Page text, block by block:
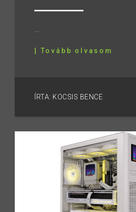
| Tovább olvasom
ÍRTA: KOCSIS BENCE